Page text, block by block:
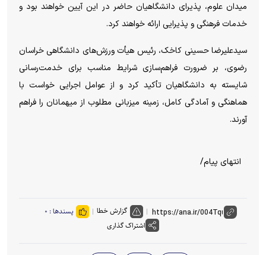
میدان علوم، پذیرای دانشگاهیان حاضر در این آیین خواهند بود و
خدمات فرهنگی و پذیرایی ارائه خواهند کرد.
سیدعلیرضا حسینی کاخک، رئیس هیأت ورزش‌های دانشگاهی خراسان
رضوی، بر ضرورت فراهم‌سازی شرایط مناسب برای خدمت‌رسانی
شایسته به دانشگاهیان تأکید کرد و از عوامل اجرایی خواست با
هماهنگی و آمادگی کامل، زمینه میزبانی مطلوب از میهمانان را فراهم
آورند.
انتهای پیام/
گزارش خطا پسندها : ۰
اشتراک گذاری